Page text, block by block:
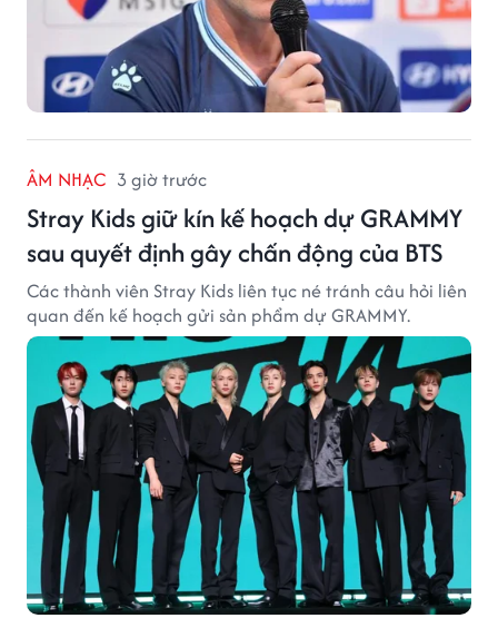
ÂM NHẠC 3 giờ trước
Stray Kids giữ kín kế hoạch dự GRAMMY
sau quyết định gây chấn động của BTS
Các thành viên Stray Kids liên tục né tránh câu hỏi liên
quan đến kế hoạch gửi sản phẩm dự GRAMMY.